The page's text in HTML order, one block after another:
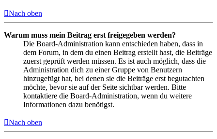
Nach oben
Warum muss mein Beitrag erst freigegeben werden?
Die Board-Administration kann entschieden haben, dass in
dem Forum, in dem du einen Beitrag erstellt hast, die Beiträge
zuerst geprüft werden müssen. Es ist auch möglich, dass die
Administration dich zu einer Gruppe von Benutzern
hinzugefügt hat, bei denen sie die Beiträge erst begutachten
möchte, bevor sie auf der Seite sichtbar werden. Bitte
kontaktiere die Board-Administration, wenn du weitere
Informationen dazu benötigst.
Nach oben